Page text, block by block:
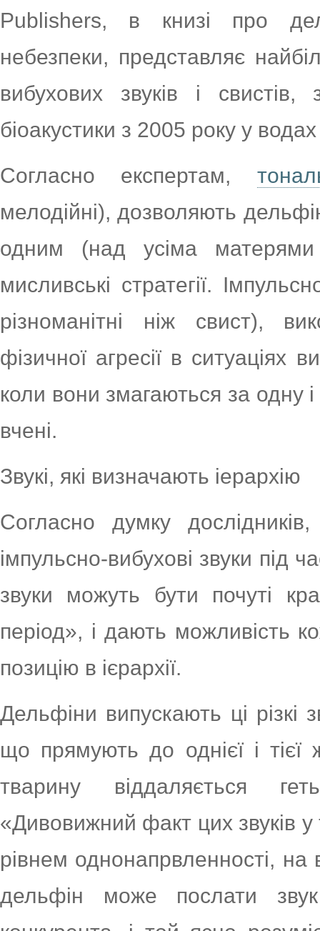
Publishers, в книзі про
небезпеки, представляє
вибухових звуків і свистів,
біоакустики з 2005 року у водах
Согласно експертам,
мелодійні), дозволяють
одним (над усіма
мисливські стратегії.
різноманітні ніж свист),
фізичної агресії в ситуаціях
коли вони змагаються за одну
вчені.
Звукі, які визначають іерархію
Согласно думку
імпульсно-вибухові звуки під
звуки можуть бути почуті
період», і дають можливість
позицію в ієрархії.
Дельфіни випускають ці різкі
що прямують до однієї і
тварину віддаляється
«Дивовижний факт цих звуків
рівнем однонапрвленності, на
дельфін може послати